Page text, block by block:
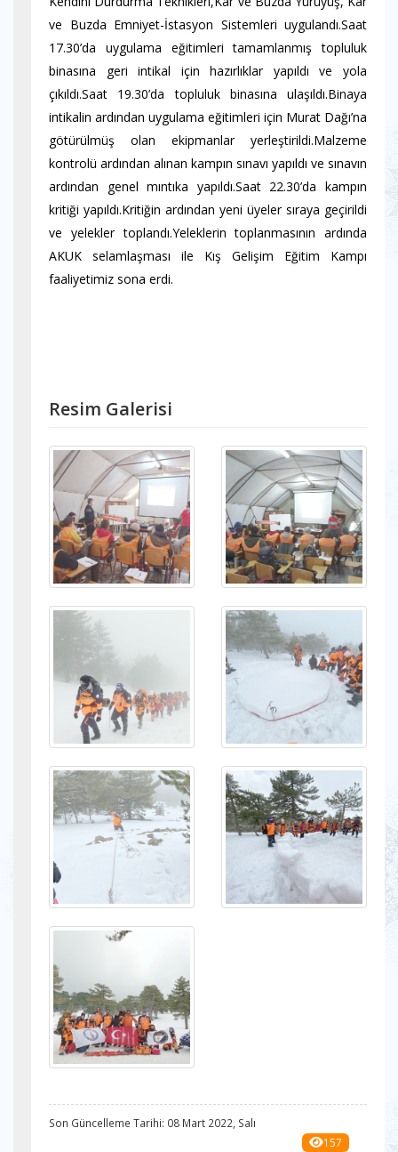
ve Buzda Emniyet-İstasyon Sistemleri uygulandı.Saat
17.30’da uygulama eğitimleri tamamlanmış topluluk
binasına geri intikal için hazırlıklar yapıldı ve yola
çıkıldı.Saat 19.30’da topluluk binasına ulaşıldı.Binaya
intikalin ardından uygulama eğitimleri için Murat Dağı’na
götürülmüş olan ekipmanlar yerleştirildi.Malzeme
kontrolü ardından alınan kampın sınavı yapıldı ve sınavın
ardından genel mıntıka yapıldı.Saat 22.30’da kampın
kritiği yapıldı.Kritiğin ardından yeni üyeler sıraya geçirildi
ve yelekler toplandı.Yeleklerin toplanmasının ardında
AKUK selamlaşması ile Kış Gelişim Eğitim Kampı
faaliyetimiz sona erdi.
Resim Galerisi
Son Güncelleme Tarihi: 08 Mart 2022, Salı
157